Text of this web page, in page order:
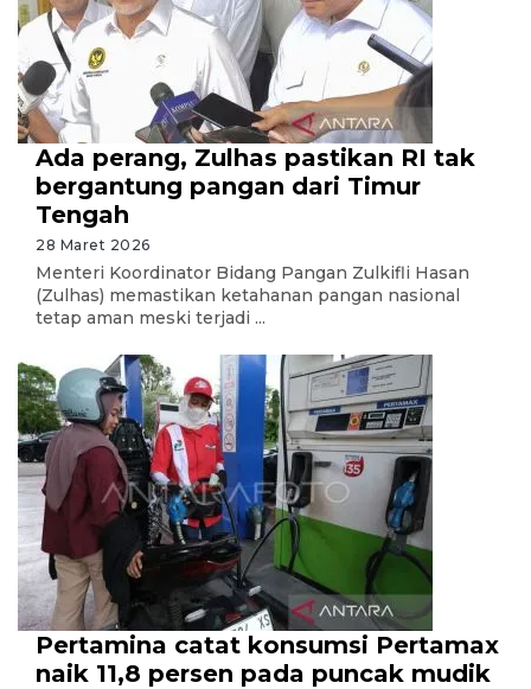
Ada perang, Zulhas pastikan RI tak
bergantung pangan dari Timur
Tengah
28 Maret 2026
Menteri Koordinator Bidang Pangan Zulkifli Hasan
(Zulhas) memastikan ketahanan pangan nasional
tetap aman meski terjadi ...
Pertamina catat konsumsi Pertamax
naik 11,8 persen pada puncak mudik